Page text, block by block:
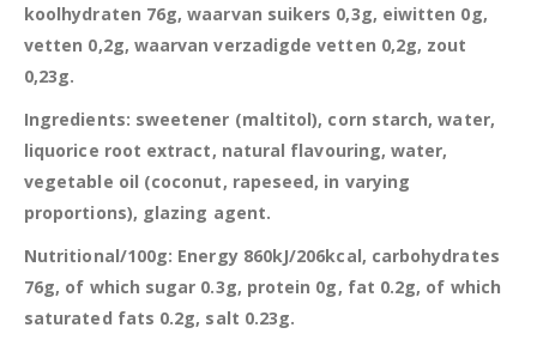
koolhydraten 76g, waarvan suikers 0,3g, eiwitten 0g,
vetten 0,2g, waarvan verzadigde vetten 0,2g, zout
0,23g.
Ingredients: sweetener (maltitol), corn starch, water,
liquorice root extract, natural flavouring, water,
vegetable oil (coconut, rapeseed, in varying
proportions), glazing agent.
Nutritional/100g: Energy 860kJ/206kcal, carbohydrates
76g, of which sugar 0.3g, protein 0g, fat 0.2g, of which
saturated fats 0.2g, salt 0.23g.